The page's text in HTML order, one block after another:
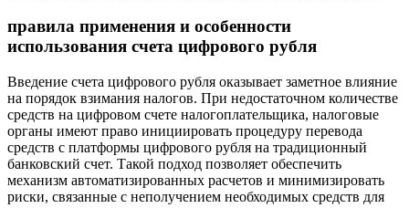
правила применения и особенности
использования счета цифрового рубля
Введение счета цифрового рубля оказывает заметное влияние
на порядок взимания налогов. При недостаточном количестве
средств на цифровом счете налогоплательщика, налоговые
органы имеют право инициировать процедуру перевода
средств с платформы цифрового рубля на традиционный
банковский счет. Такой подход позволяет обеспечить
механизм автоматизированных расчетов и минимизировать
риски, связанные с неполучением необходимых средств для